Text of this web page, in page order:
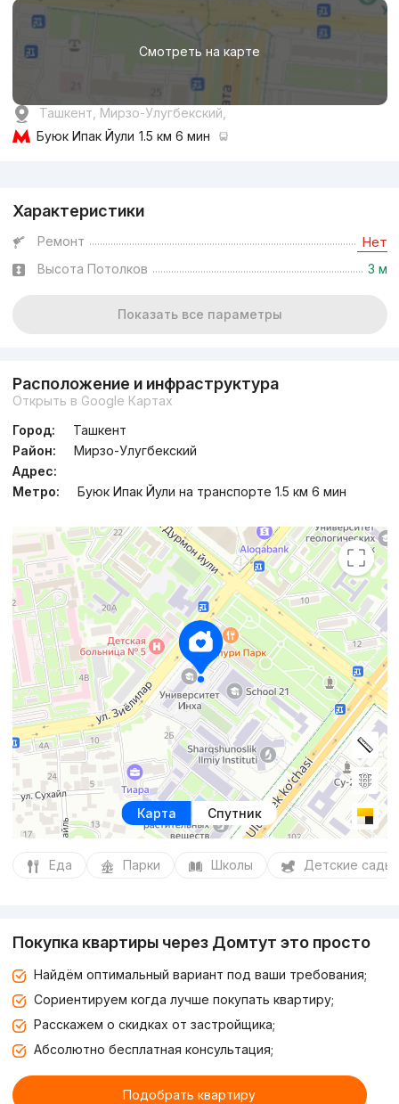
Смотреть на карте
Ташкент, Мирзо-Улугбекский,
Буюк Ипак Йули 1.5 км 6 мин
Характеристики
Ремонт Нет
Высота Потолков 3 м
Показать все параметры
Расположение и инфраструктура
Открыть в Google Картах
Город:
Ташкент
Район:
Мирзо-Улугбекский
Адрес:
Метро:
Буюк Ипак Йули на транспорте 1.5 км 6 мин
Карта Спутник
Еда Парки Школы Детские сады
Покупка квартиры через Домтут это просто
Найдём оптимальный вариант под ваши требования;
Сориентируем когда лучше покупать квартиру;
Расскажем о скидках от застройщика;
Абсолютно бесплатная консультация;
Подобрать квартиру